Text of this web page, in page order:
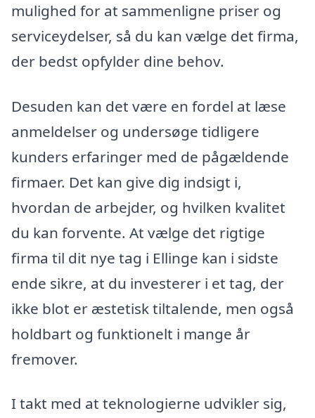
mulighed for at sammenligne priser og
serviceydelser, så du kan vælge det firma,
der bedst opfylder dine behov.
Desuden kan det være en fordel at læse
anmeldelser og undersøge tidligere
kunders erfaringer med de pågældende
firmaer. Det kan give dig indsigt i,
hvordan de arbejder, og hvilken kvalitet
du kan forvente. At vælge det rigtige
firma til dit nye tag i Ellinge kan i sidste
ende sikre, at du investerer i et tag, der
ikke blot er æstetisk tiltalende, men også
holdbart og funktionelt i mange år
fremover.
I takt med at teknologierne udvikler sig,